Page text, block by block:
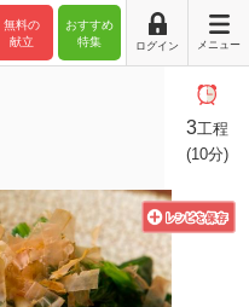
おすすめ
特集
無料の
献立
ログイン メニュー
3工程
(10分)